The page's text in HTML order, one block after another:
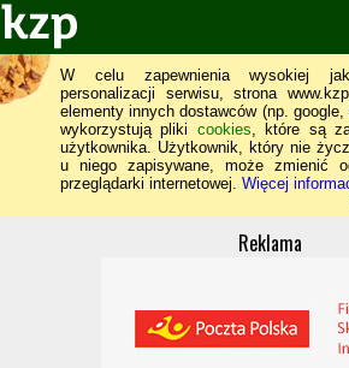
W celu zapewnienia wysokiej
personalizacji serwisu, strona
elementy innych dostawców (np.
wykorzystują pliki cookies, które są
użytkownika. Użytkownik, który nie
u niego zapisywane, może zmienić
przeglądarki internetowej. Więcej
Reklama